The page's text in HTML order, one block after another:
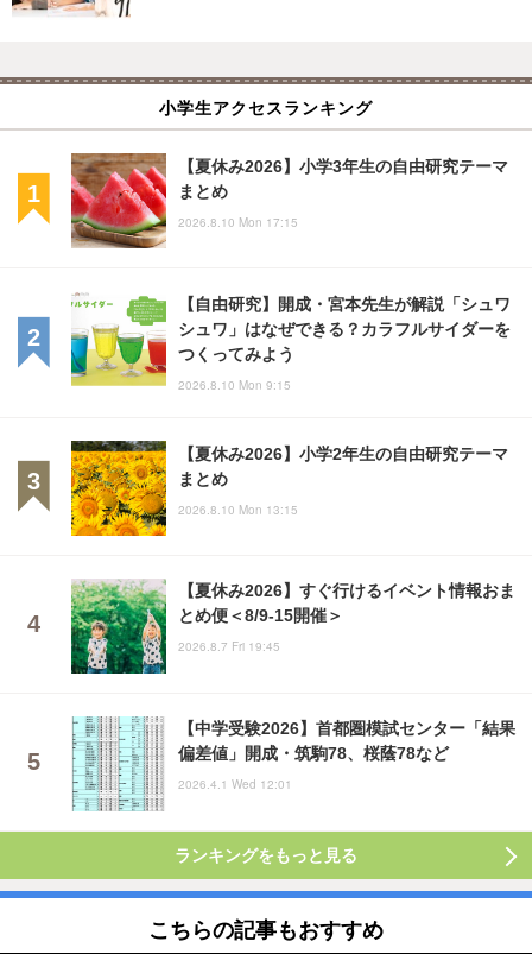
小学生アクセスランキング
【夏休み2026】小学3年生の自由研究テーマ
まとめ
2026.8.10 Mon 17:15
【自由研究】開成・宮本先生が解説「シュワ
シュワ」はなぜできる？カラフルサイダーを
つくってみよう
2026.8.10 Mon 9:15
【夏休み2026】小学2年生の自由研究テーマ
まとめ
2026.8.10 Mon 13:15
【夏休み2026】すぐ行けるイベント情報おま
とめ便＜8/9-15開催＞
2026.8.7 Fri 19:45
【中学受験2026】首都圏模試センター「結果
偏差値」開成・筑駒78、桜蔭78など
2026.4.1 Wed 12:01
ランキングをもっと見る
こちらの記事もおすすめ